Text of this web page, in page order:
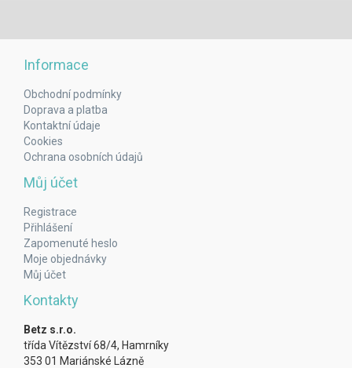
Informace
Obchodní podmínky
Doprava a platba
Kontaktní údaje
Cookies
Ochrana osobních údajů
Můj účet
Registrace
Přihlášení
Zapomenuté heslo
Moje objednávky
Můj účet
Kontakty
Betz s.r.o.
třída Vítězství 68/4, Hamrníky
353 01 Mariánské Lázně